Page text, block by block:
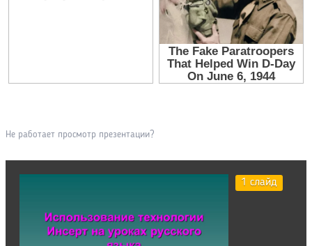
Не работает просмотр презентации?
1 слайд